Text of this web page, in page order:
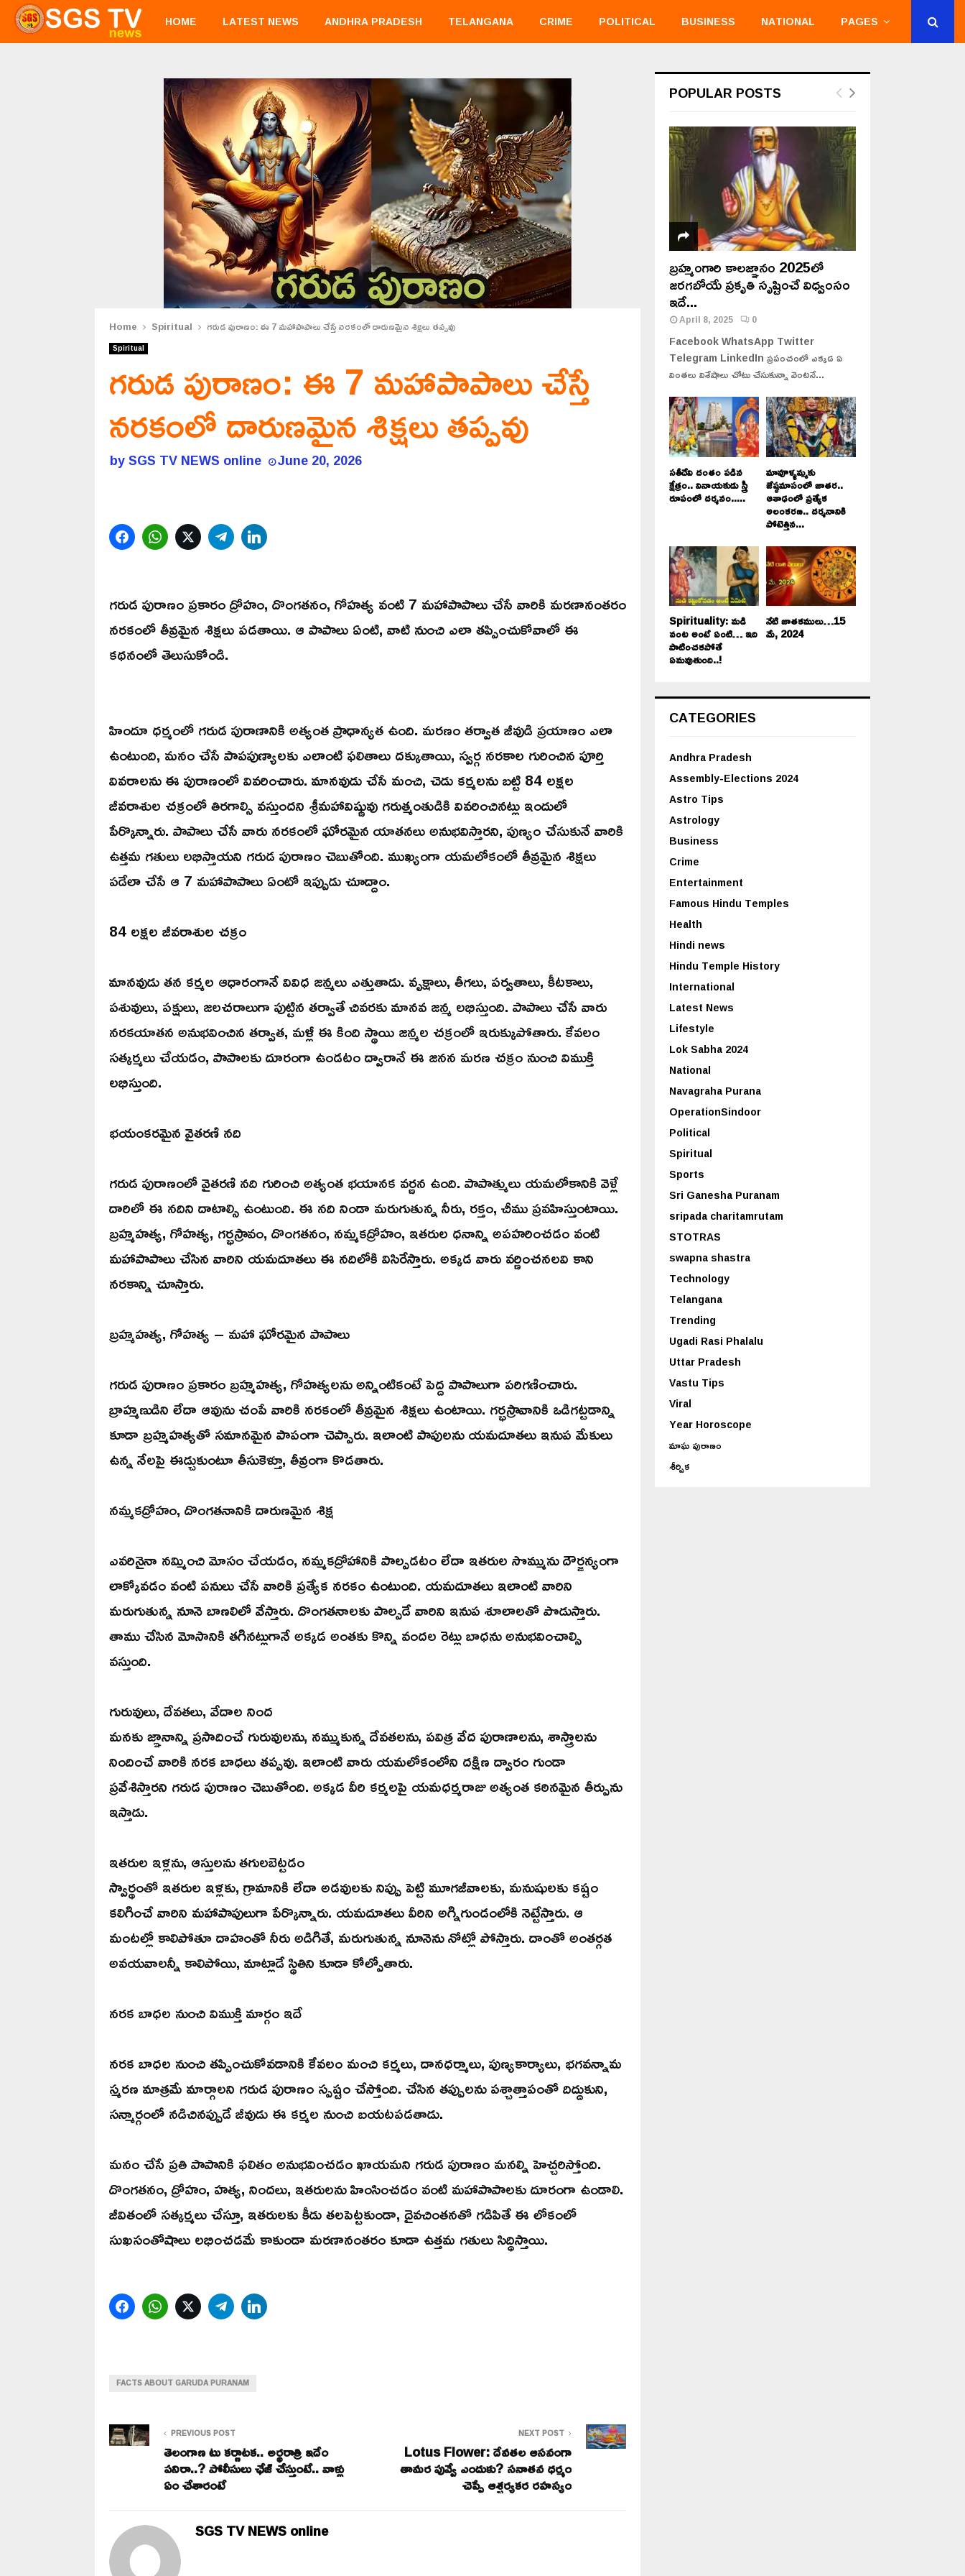
HOME LATEST NEWS ANDHRA PRADESH TELANGANA CRIME POLITICAL BUSINESS NATIONAL PAGES
Home Spiritual గరుడ పురాణం: ఈ 7 మహాపాపాలు చేస్తే నరకంలో దారుణమైన శిక్షలు తప్పవు
Spiritual
గరుడ పురాణం: ఈ 7 మహాపాపాలు చేస్తే
నరకంలో దారుణమైన శిక్షలు తప్పవు
bySGS TV NEWS online June 20, 2026
FacebookWhatsAppTwitterTelegram
గరుడ పురాణం ప్రకారం ద్రోహం, దొంగతనం, గోహత్య వంటి 7 మహాపాపాలు చేసే వారికి మరణానంతరం
నరకంలో తీవ్రమైన శిక్షలు పడతాయి. ఆ పాపాలు ఏంటి, వాటి నుంచి ఎలా తప్పించుకోవాలో ఈ
కథనంలో తెలుసుకోండి.
హిందూ ధర్మంలో గరుడ పురాణానికి అత్యంత ప్రాధాన్యత ఉంది. మరణం తర్వాత జీవుడి ప్రయాణం ఎలా
ఉంటుంది, మనం చేసే పాపపుణ్యాలకు ఎలాంటి ఫలితాలు దక్కుతాయి, స్వర్గ నరకాల గురించిన పూర్తి
వివరాలను ఈ పురాణంలో వివరించారు. మానవుడు చేసే మంచి, చెడు కర్మలను బట్టి 84 లక్షల
జీవరాశుల చక్రంలో తిరగాల్సి వస్తుందని శ్రీమహావిష్ణువు గరుత్మంతుడికి వివరించినట్లు ఇందులో
పేర్కొన్నారు. పాపాలు చేసే వారు నరకంలో ఘోరమైన యాతనలు అనుభవిస్తారని, పుణ్యం చేసుకునే వారికి
ఉత్తమ గతులు లభిస్తాయని గరుడ పురాణం చెబుతోంది. ముఖ్యంగా యమలోకంలో తీవ్రమైన శిక్షలు
పడేలా చేసే ఆ 7 మహాపాపాలు ఏంటో ఇప్పుడు చూద్దాం.
84 లక్షల జీవరాశుల చక్రం
మానవుడు తన కర్మల ఆధారంగానే వివిధ జన్మలు ఎత్తుతాడు. వృక్షాలు, తీగలు, పర్వతాలు, కీటకాలు,
పశువులు, పక్షులు, జలచరాలుగా పుట్టిన తర్వాతే చివరకు మానవ జన్మ లభిస్తుంది. పాపాలు చేసే వారు
నరకయాతన అనుభవించిన తర్వాత, మళ్లీ ఈ కింది స్థాయి జన్మల చక్రంలో ఇరుక్కుపోతారు. కేవలం
సత్కర్మలు చేయడం, పాపాలకు దూరంగా ఉండటం ద్వారానే ఈ జనన మరణ చక్రం నుంచి విముక్తి
లభిస్తుంది.
భయంకరమైన వైతరణి నది
గరుడ పురాణంలో వైతరణి నది గురించి అత్యంత భయానక వర్ణన ఉంది. పాపాత్ములు యమలోకానికి వెళ్లే
దారిలో ఈ నదిని దాటాల్సి ఉంటుంది. ఈ నది నిండా మరుగుతున్న నీరు, రక్తం, చీము ప్రవహిస్తుంటాయి.
బ్రహ్మహత్య, గోహత్య, గర్భస్రావం, దొంగతనం, నమ్మకద్రోహం, ఇతరుల ధనాన్ని అపహరించడం వంటి
మహాపాపాలు చేసిన వారిని యమదూతలు ఈ నదిలోకి విసిరేస్తారు. అక్కడ వారు వర్ణించనలవి కాని
నరకాన్ని చూస్తారు.
బ్రహ్మహత్య, గోహత్య – మహా ఘోరమైన పాపాలు
గరుడ పురాణం ప్రకారం బ్రహ్మహత్య, గోహత్యలను అన్నింటికంటే పెద్ద పాపాలుగా పరిగణించారు.
బ్రాహ్మణుడిని లేదా ఆవును చంపే వారికి నరకంలో తీవ్రమైన శిక్షలు ఉంటాయి. గర్భస్రావానికి ఒడిగట్టడాన్ని
కూడా బ్రహ్మహత్యతో సమానమైన పాపంగా చెప్పారు. ఇలాంటి పాపులను యమదూతలు ఇనుప మేకులు
ఉన్న నేలపై ఈడ్చుకుంటూ తీసుకెళ్తూ, తీవ్రంగా కొడతారు.
నమ్మకద్రోహం, దొంగతనానికి దారుణమైన శిక్ష
ఎవరినైనా నమ్మించి మోసం చేయడం, నమ్మకద్రోహానికి పాల్పడటం లేదా ఇతరుల సొమ్మును దౌర్జన్యంగా
లాక్కోవడం వంటి పనులు చేసే వారికి ప్రత్యేక నరకం ఉంటుంది. యమదూతలు ఇలాంటి వారిని
మరుగుతున్న నూనె బాణలిలో వేస్తారు. దొంగతనాలకు పాల్పడే వారిని ఇనుప శూలాలతో పొడుస్తారు.
తాము చేసిన మోసానికి తగినట్లుగానే అక్కడ అంతకు కొన్ని వందల రెట్లు బాధను అనుభవించాల్సి
వస్తుంది.
గురువులు, దేవతలు, వేదాల నింద
మనకు జ్ఞానాన్ని ప్రసాదించే గురువులను, నమ్ముకున్న దేవతలను, పవిత్ర వేద పురాణాలను, శాస్త్రాలను
నిందించే వారికి నరక బాధలు తప్పవు. ఇలాంటి వారు యమలోకంలోని దక్షిణ ద్వారం గుండా
ప్రవేశిస్తారని గరుడ పురాణం చెబుతోంది. అక్కడ వీరి కర్మలపై యమధర్మరాజు అత్యంత కఠినమైన తీర్పును
ఇస్తాడు.
ఇతరుల ఇళ్లను, ఆస్తులను తగులబెట్టడం
స్వార్థంతో ఇతరుల ఇళ్లకు, గ్రామానికి లేదా అడవులకు నిప్పు పెట్టి మూగజీవాలకు, మనుషులకు కష్టం
కలిగించే వారిని మహాపాపులుగా పేర్కొన్నారు. యమదూతలు వీరిని అగ్నిగుండంలోకి నెట్టేస్తారు. ఆ
మంటల్లో కాలిపోతూ దాహంతో నీరు అడిగితే, మరుగుతున్న నూనెను నోట్లో పోస్తారు. దాంతో అంతర్గత
అవయవాలన్నీ కాలిపోయి, మాట్లాడే స్థితిని కూడా కోల్పోతారు.
నరక బాధల నుంచి విముక్తి మార్గం ఇదే
నరక బాధల నుంచి తప్పించుకోవడానికి కేవలం మంచి కర్మలు, దానధర్మాలు, పుణ్యకార్యాలు, భగవన్నామ
స్మరణ మాత్రమే మార్గాలని గరుడ పురాణం స్పష్టం చేస్తోంది. చేసిన తప్పులను పశ్చాత్తాపంతో దిద్దుకుని,
సన్మార్గంలో నడిచినప్పుడే జీవుడు ఈ కర్మల నుంచి బయటపడతాడు.
మనం చేసే ప్రతి పాపానికి ఫలితం అనుభవించడం ఖాయమని గరుడ పురాణం మనల్ని హెచ్చరిస్తోంది.
దొంగతనం, ద్రోహం, హత్య, నిందలు, ఇతరులను హింసించడం వంటి మహాపాపాలకు దూరంగా ఉండాలి.
జీవితంలో సత్కర్మలు చేస్తూ, ఇతరులకు కీడు తలపెట్టకుండా, దైవచింతనతో గడిపితే ఈ లోకంలో
సుఖసంతోషాలు లభించడమే కాకుండా మరణానంతరం కూడా ఉత్తమ గతులు సిద్ధిస్తాయి.
FacebookWhatsAppTwitterTelegram
FACTS ABOUT GARUDA PURANAM
PREVIOUS POST
తెలంగాణ టు కర్ణాటక.. అర్థరాత్రి ఇదేం
పనిరా..? పోలీసులు ఛేజ్ చేస్తుంటే.. వాళ్లు
ఏం చేశారంటే
NEXT POST
Lotus Flower: దేవతల ఆసనంగా
తామర పువ్వే ఎందుకు? సనాతన ధర్మం
చెప్పే ఆశ్చర్యకర రహస్యం
SGS TV NEWS online
POPULAR POSTS
బ్రహ్మంగారి కాలజ్ఞానం 2025లో
జరగబోయే ప్రకృతి సృష్టించే విధ్వంసం
ఇదే...
April 8, 2025 0
Facebook WhatsApp Twitter
Telegram LinkedIn ప్రపంచంలో ఎక్కడ ఏ
వింతలు విశేషాలు చోటు చేసుకున్నా వెంటనే...
సతీదేవి దంతం పడిన
క్షేత్రం.. వినాయకుడు స్త్రీ
రూపంలో దర్శనం.....
మావూళ్ళమ్మకు
జేష్ఠమాసంలో జాతర..
ఆశాఢంలో ప్రత్యేక
అలంకరణ.. దర్శనానికి
పోటెత్తిన...
Spirituality: మడి
వంట అంటే ఏంటి… ఇది
పాటించకపోతే
ఏమవుతుంది..!
నేటి జాతకములు…15
మే, 2024
CATEGORIES
Andhra Pradesh
Assembly-Elections 2024
Astro Tips
Astrology
Business
Crime
Entertainment
Famous Hindu Temples
Health
Hindi news
Hindu Temple History
International
Latest News
Lifestyle
Lok Sabha 2024
National
Navagraha Purana
OperationSindoor
Political
Spiritual
Sports
Sri Ganesha Puranam
sripada charitamrutam
STOTRAS
swapna shastra
Technology
Telangana
Trending
Ugadi Rasi Phalalu
Uttar Pradesh
Vastu Tips
Viral
Year Horoscope
మాఘ పురాణం
శీర్షిక